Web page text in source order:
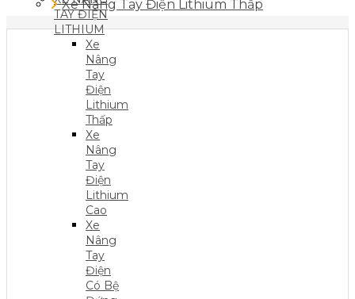
TAY ĐIỆN
LITHIUM
Xe
Nâng
Tay
Điện
Lithium
Thấp
Xe
Nâng
Tay
Điện
Lithium
Cao
Xe
Nâng
Tay
Điện
Có Bệ
Xe Nâng Tay Điện Lithium Thấp